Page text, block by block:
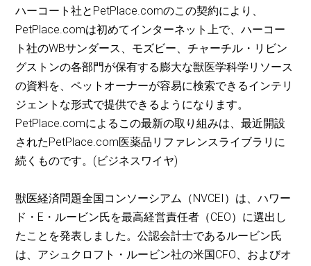
ハーコート社とPetPlace.comのこの契約により、
PetPlace.comは初めてインターネット上で、ハーコー
ト社のWBサンダース、モズビー、チャーチル・リビン
グストンの各部門が保有する膨大な獣医学科学リソース
の資料を、ペットオーナーが容易に検索できるインテリ
ジェントな形式で提供できるようになります。
PetPlace.comによるこの最新の取り組みは、最近開設
されたPetPlace.com医薬品リファレンスライブラリに
続くものです。(ビジネスワイヤ)
獣医経済問題全国コンソーシアム（NVCEI）は、ハワー
ド・E・ルービン氏を最高経営責任者（CEO）に選出し
たことを発表しました。公認会計士であるルービン氏
は、アシュクロフト・ルービン社の米国CFO、およびオ